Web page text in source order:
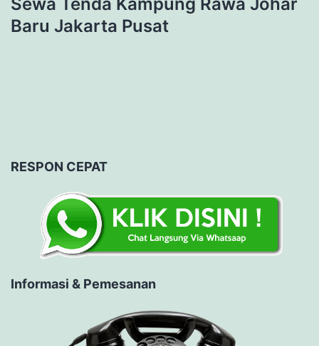
Sewa Tenda Kampung Rawa Johar
Baru Jakarta Pusat
RESPON CEPAT
Informasi & Pemesanan